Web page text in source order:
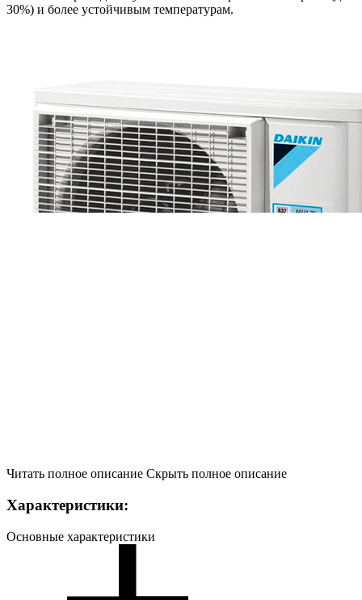
30%) и более устойчивым температурам.
Читать полное описание Скрыть полное описание
Характеристики:
Основные характеристики